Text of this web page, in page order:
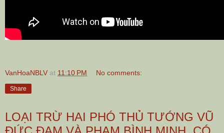
VanHoaNBLV at 11:10 PM No comments:
Share
LOẠI TRỪ HAI PHÓ THỦ TƯỚNG VŨ